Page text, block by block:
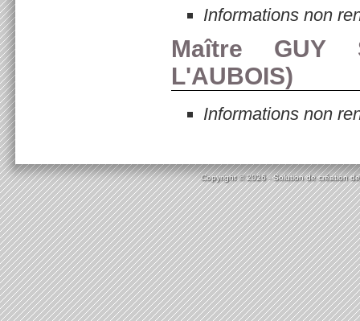
Informations non
Maître GUY
L'AUBOIS)
Informations non
Copyright © 2026 - Solution de création